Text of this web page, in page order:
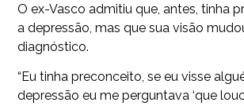
O ex-Vasco admitiu que, antes, tinha
a depressão, mas que sua visão
diagnóstico.
“Eu tinha preconceito, se eu visse
depressão eu me perguntava ‘que